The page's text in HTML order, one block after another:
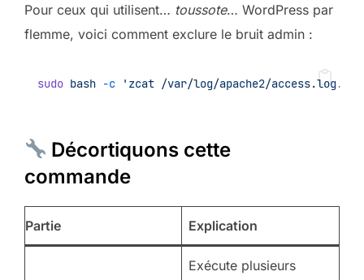
Pour ceux qui utilisent… toussote… WordPress par
flemme, voici comment exclure le bruit admin :
sudo bash -c 'zcat /var/log/apache2/
Décortiquons cette
commande
Partie Explication
Exécute plusieurs